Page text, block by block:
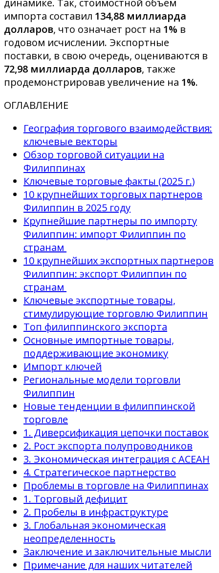
импорта составил 134,88 миллиарда
долларов, что означает рост на 1% в
годовом исчислении. Экспортные
поставки, в свою очередь, оцениваются в
72,98 миллиарда долларов, также
продемонстрировав увеличение на 1%.
ОГЛАВЛЕНИЕ
География торгового взаимодействия:
ключевые векторы
Обзор торговой ситуации на
Филиппинах
Ключевые торговые факты (2025 г.)
10 крупнейших торговых партнеров
Филиппин в 2025 году
Крупнейшие партнеры по импорту
Филиппин: импорт Филиппин по
странам
10 крупнейших экспортных партнеров
Филиппин: экспорт Филиппин по
странам
Ключевые экспортные товары,
стимулирующие торговлю Филиппин
Топ филиппинского экспорта
Основные импортные товары,
поддерживающие экономику
Импорт ключей
Региональные модели торговли
Филиппин
Новые тенденции в филиппинской
торговле
1. Диверсификация цепочки поставок
2. Рост экспорта полупроводников
3. Экономическая интеграция с АСЕАН
4. Стратегическое партнерство
Проблемы в торговле на Филиппинах
1. Торговый дефицит
2. Пробелы в инфраструктуре
3. Глобальная экономическая
неопределенность
Заключение и заключительные мысли
Примечание для наших читателей